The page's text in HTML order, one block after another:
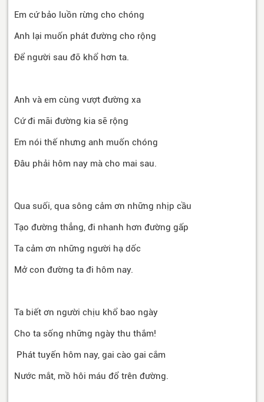
Em cứ bảo luồn rừng cho chóng
Anh lại muốn phát đường cho rộng
Để người sau đỡ khổ hơn ta.
Anh và em cùng vượt đường xa
Cứ đi mãi đường kia sẽ rộng
Em nói thế nhưng anh muốn chóng
Đâu phải hôm nay mà cho mai sau.
Qua suối, qua sông cảm ơn những nhịp cầu
Tạo đường thẳng, đi nhanh hơn đường gấp
Ta cảm ơn những người hạ dốc
Mở con đường ta đi hôm nay.
Ta biết ơn người chịu khổ bao ngày
Cho ta sống những ngày thu thắm!
Phát tuyến hôm nay, gai cào gai cắm
Nước mắt, mồ hôi máu đổ trên đường.